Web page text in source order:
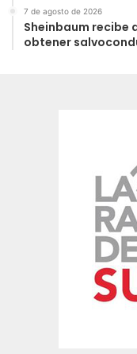
7 de agosto de 2026
Sheinbaum recibe
obtener